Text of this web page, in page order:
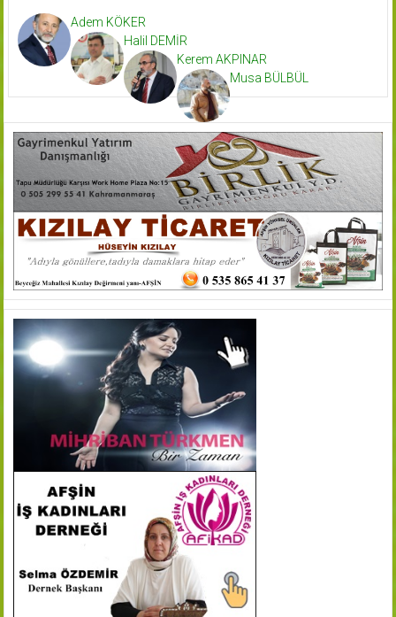
Adem KÖKER
Halil DEMİR
Kerem AKPINAR
Musa BÜLBÜL